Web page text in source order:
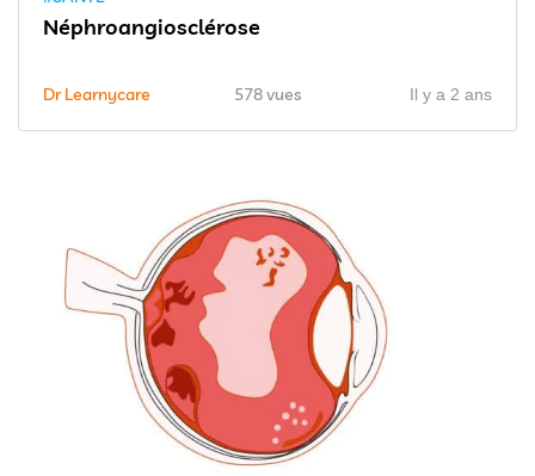
Néphroangiosclérose
Dr Learnycare 578 vues Il y a 2 ans